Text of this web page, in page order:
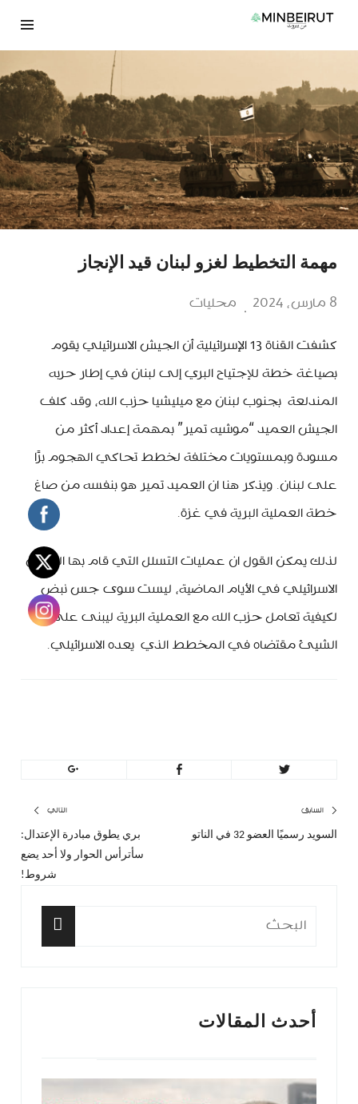
انتقل
مهمة التخطيط لغزو لبنان قيد الإنجاز
8 مارس، 2024 محليات
كشفت القناة 13 الإسرائيلية أن الجيش الاسرائيلي يقوم
بصياغة خطة للإجتياح البري إلى لبنان في إطار حربه
المندلعة بجنوب لبنان مع ميليشيا حزب الله، وقد كلف
الجيش العميد “موشيه تمير” بمهمة إعداد أكثر من
مسودة وبمستويات مختلفة لخطط تحاكي الهجوم برًا
على لبنان. ويذكر هنا ان العميد تمير هو بنفسه من صاغ
خطة العملية البرية في غزة.
لذلك يمكن القول ان عمليات التسلل التي قام بها الجيش
الاسرائيلي في الأيام الماضية، ليست سوى جس نبض
لكيفية تعامل حزب الله مع العملية البرية ليبنى على
الشيئ مقتضاه في المخطط الذي يعده الاسرائيلي.
تصفّح
المقالات
السابق
المقال
السويد رسميًا العضو 32 في الناتو
التالي
بري يطوق مبادرة الإعتدال:
سأترأس الحوار ولا أحد يضع
شروط!
البحث
أحدث المقالات